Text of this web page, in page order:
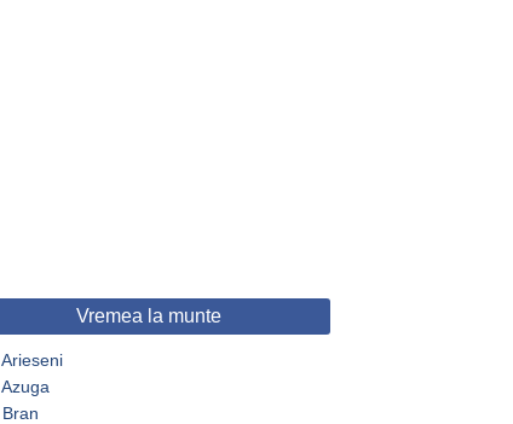
Vremea la munte
Arieseni
Azuga
Bran